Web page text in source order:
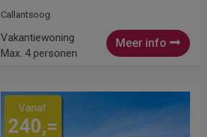
Callantsoog
Meer info
Vakantiewoning
Max. 4 personen
Vanaf
240,=